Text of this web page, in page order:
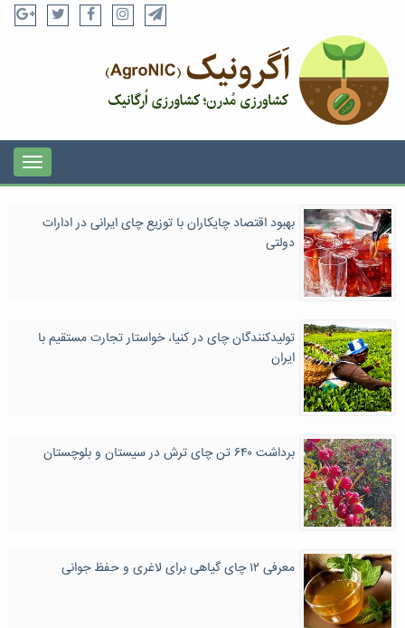
بهبود اقتصاد چایکاران با توزیع چای ایرانی در ادارات
دولتی
تولیدکنندگان چای در کنیا، خواستار تجارت مستقیم با
ایران
برداشت ۶۴۰ تن چای ترش در سیستان و بلوچستان
معرفی ۱۲ چای گیاهی برای لاغری و حفظ جوانی